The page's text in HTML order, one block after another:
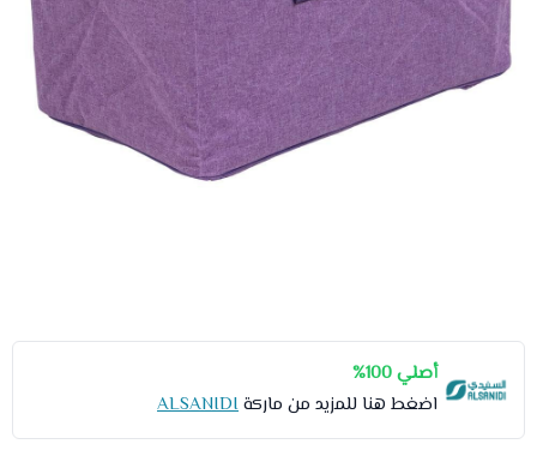
أصلي 100%
اضغط هنا للمزيد من ماركةALSANIDI